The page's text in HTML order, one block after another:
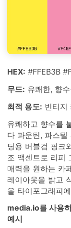
HEX: #FFEB3B
무드: 유쾌한, 향
최적 용도: 빈티지
유쾌하고 향수를
다 파운틴, 파스텔
딩용 버블검 핑크
조 액센트로 리피
매력을 원하는 카
레이아웃을 밝고
을 타이포그래피
media.io를 사용
예시